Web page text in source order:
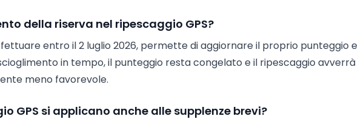
della riserva nel ripescaggio GPS?
entro il 2 luglio 2026, permette di aggiornare il proprio punteggio e
in tempo, il punteggio resta congelato e il ripescaggio avverrà
meno favorevole.
GPS si applicano anche alle supplenze brevi?